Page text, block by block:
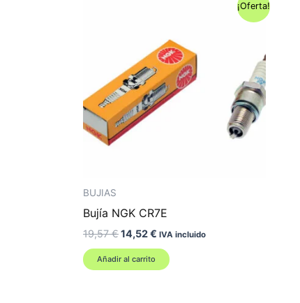
¡Oferta!
BUJIAS
Bujía NGK CR7E
19,57€El
original
era:
14,52€ El
actual
es:
IVA incluido
Añadir al carrito